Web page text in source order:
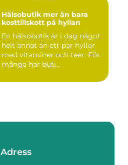
Hälsobutik mer än bara
kosttillskott på hyllan
En hälsobutik är i dag något
helt annat än ett par hyllor
med vitaminer och teer. För
många har buti...
Adress